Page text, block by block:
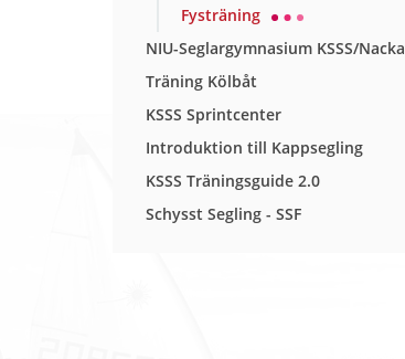
Fysträning
NIU-Seglargymnasium KSSS/Nacka
Träning Kölbåt
KSSS Sprintcenter
Introduktion till Kappsegling
KSSS Träningsguide 2.0
Schysst Segling - SSF